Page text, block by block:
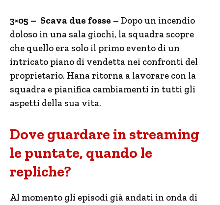
3×05 – Scava due fosse – Dopo un incendio
doloso in una sala giochi, la squadra scopre
che quello era solo il primo evento di un
intricato piano di vendetta nei confronti del
proprietario. Hana ritorna a lavorare con la
squadra e pianifica cambiamenti in tutti gli
aspetti della sua vita.
Dove guardare in streaming
le puntate, quando le
repliche?
Al momento gli episodi già andati in onda di